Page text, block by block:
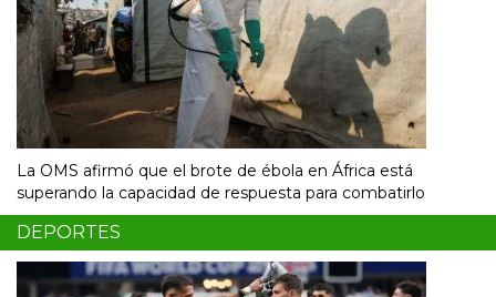
La OMS afirmó que el brote de ébola en África está
superando la capacidad de respuesta para combatirlo
DEPORTES